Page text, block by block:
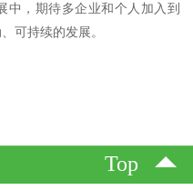
中，期待多企业和个人加入到
可持续的发展。
Top